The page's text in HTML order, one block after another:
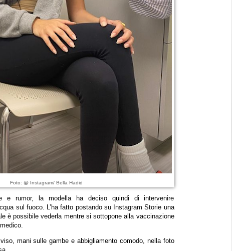
Foto: @ Instagram/ Bella Hadid
e rumor, la modella ha deciso quindi di intervenire
sul fuoco. L’ha fatto postando su Instagram Storie una
è possibile vederla mentre si sottopone alla vaccinazione
mani sulle gambe e abbigliamento comodo, nella foto